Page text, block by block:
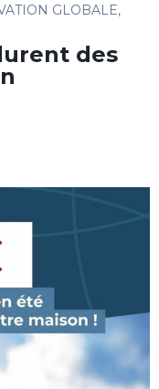
GLOBALE,
des